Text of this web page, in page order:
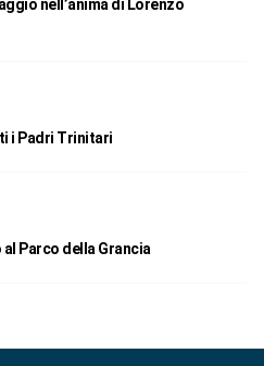
nell’anima di Lorenzo
i Padri Trinitari
Parco della Grancia